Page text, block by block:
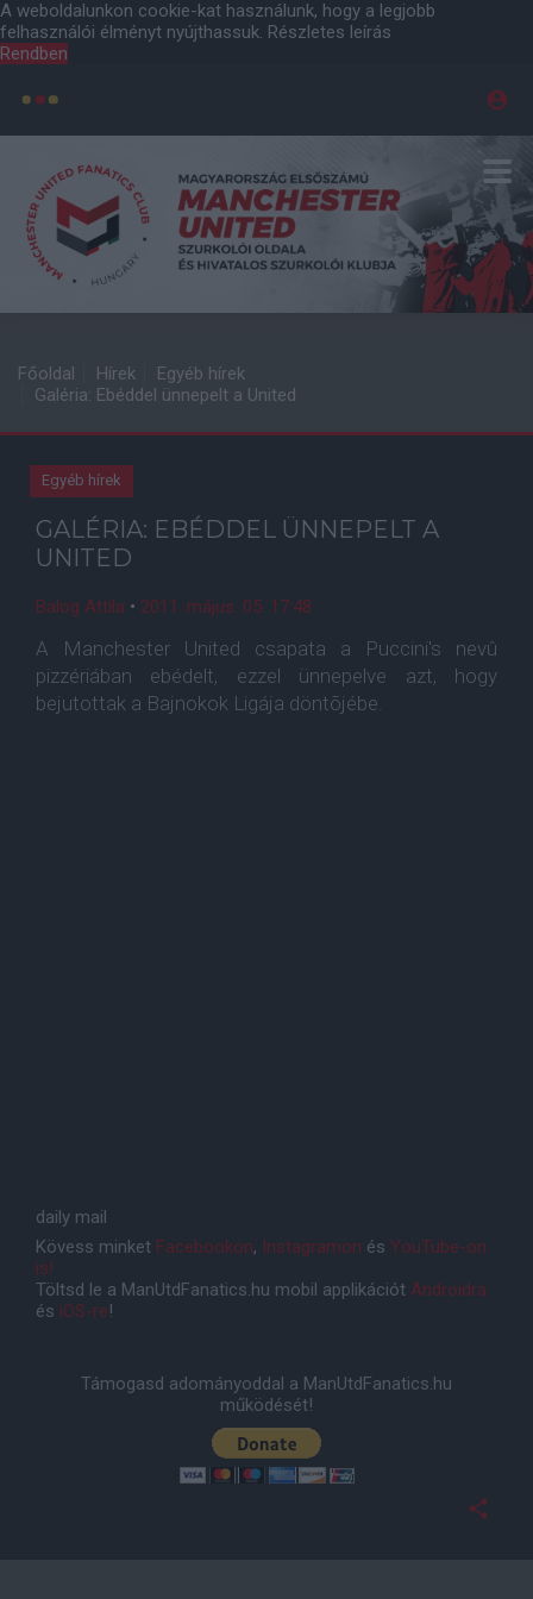
A weboldalunkon cookie-kat használunk, hogy a legjobb
felhasználói élményt nyújthassuk. Részletes leírás
Rendben
Főoldal Hírek
Egyéb hírek
Galéria: Ebéddel ünnepelt a United
Egyéb hírek
GALÉRIA: EBÉDDEL ÜNNEPELT A
UNITED
Balog Attila • 2011. május. 05. 17:48
A Manchester United csapata a Puccini's nevû
pizzériában ebédelt, ezzel ünnepelve azt, hogy
bejutottak a Bajnokok Ligája döntõjébe.
daily mail
Kövess minket Facebookon, Instagramon és YouTube-on
is!
Töltsd le a ManUtdFanatics.hu mobil applikációt Androidra
és iOS-re!
Támogasd adományoddal a ManUtdFanatics.hu
működését!